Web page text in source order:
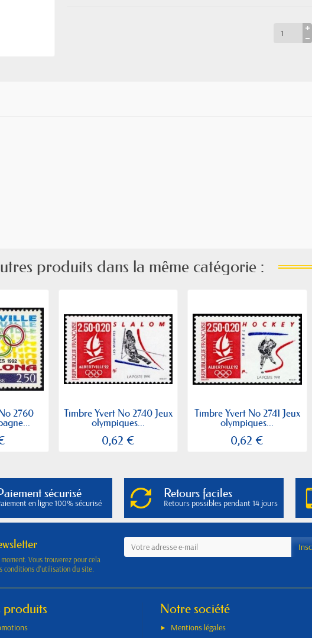
produits dans la même catégorie :
2760 Timbre Yvert No 2740 Jeux
olympiques...
0,62 €
Timbre Yvert No 2741 Jeux
olympiques...
0,62 €
sécurisé
en ligne 100% sécurisé
Retours faciles
Retours possibles pendant 14 jours
Vous trouverez pour cela
conditions d'utilisation du site.
produits Notre société
Mentions légales